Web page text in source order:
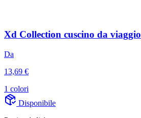
Xd Collection cuscino da viaggio
Da
13,69 €
1 colori
Disponibile